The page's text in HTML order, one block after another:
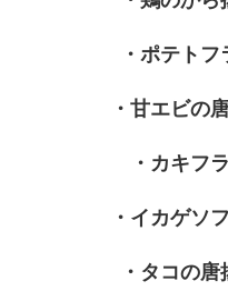
・ポテト
・甘エビの
・カキフ
・イカゲソ
・タコの